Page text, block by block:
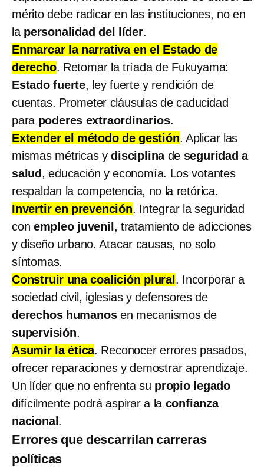
mérito debe radicar en las instituciones, no en
la personalidad del líder.
Enmarcar la narrativa en el Estado de
derecho. Retomar la tríada de Fukuyama:
Estado fuerte, ley fuerte y rendición de
cuentas. Prometer cláusulas de caducidad
para poderes extraordinarios.
Extender el método de gestión. Aplicar las
mismas métricas ydisciplinade seguridad a
salud , educación y economía. Los votantes
respaldan la competencia, no la retórica.
Invertir en prevención. Integrar la seguridad
con empleo juvenil , tratamiento de adicciones
y diseño urbano. Atacar causas, no solo
síntomas.
Construir una coalición plural . Incorporar a
sociedad civil, iglesias y defensores de
derechos humanosen mecanismos de
supervisión.
Asumir la ética. Reconocer errores pasados,
ofrecer reparaciones y demostrar aprendizaje.
Un líder que no enfrenta su propio legado
difícilmente podrá aspirar a la confianza
nacional .
Errores que descarrilan carreras
políticas